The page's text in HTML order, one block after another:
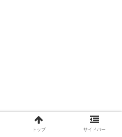
トップ サイドバー